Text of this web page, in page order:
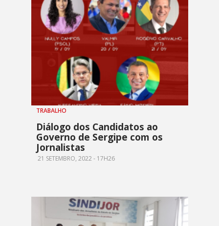
TRABALHO
Diálogo dos Candidatos ao
Governo de Sergipe com os
Jornalistas
21 SETEMBRO, 2022 - 17H26